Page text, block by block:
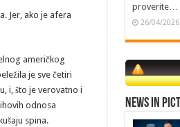
Jer, ako je afera
američkog
je sve četiri
i, što je verovatno i
odnosa
spina.
proverite…
26/04/2026
News in